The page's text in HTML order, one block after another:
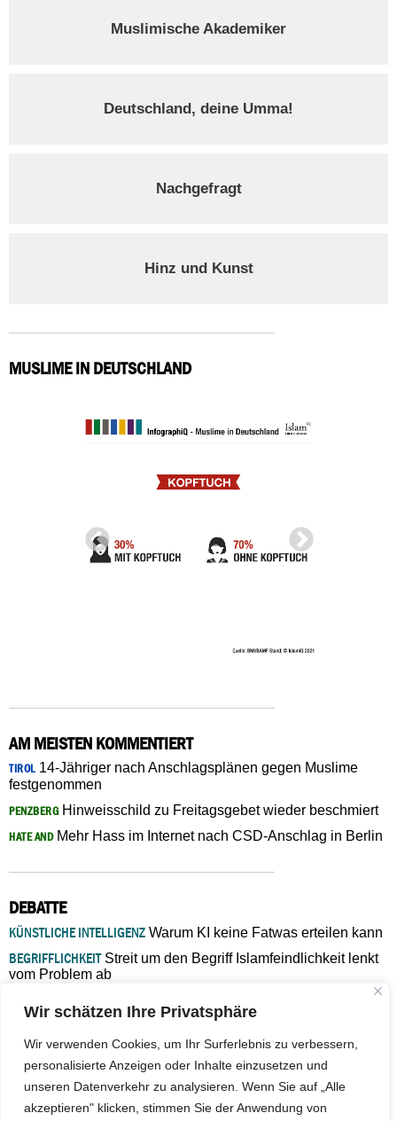
Wir schätzen Ihre Privatsphäre
Wir verwenden Cookies, um Ihr Surferlebnis zu verbessern,
personalisierte Anzeigen oder Inhalte einzusetzen und
unseren Datenverkehr zu analysieren. Wenn Sie auf „Alle
akzeptieren" klicken, stimmen Sie der Anwendung von
Muslimische Akademiker
Deutschland, deine Umma!
Nachgefragt
Hinz und Kunst
MUSLIME IN DEUTSCHLAND
AM MEISTEN KOMMENTIERT
TIROL14-Jähriger nach Anschlagsplänen gegen Muslime
festgenommen
PENZBERGHinweisschild zu Freitagsgebet wieder beschmiert
HATE ANDMehr Hass im Internet nach CSD-Anschlag in Berlin
DEBATTE
KÜNSTLICHE INTELLIGENZ Warum KI keine Fatwas erteilen kann
BEGRIFFLICHKEITStreit um den Begriff Islamfeindlichkeit lenkt
vom Problem ab
Verantwortung bleibt“
ISLAMISCHE FAKULTÄT IN MÜNSTEREine kritische Schwelle für
die deutsche Religionspolitik
GASTBEITRAGWarum die muslimische Welt eine neue